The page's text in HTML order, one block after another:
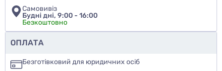
Чи рекомендуєте ви цей товар
так
Самовивіз
Будні дні, 9:00 - 16:00
Безкоштовно
ОПЛАТА
Безготівковий для юридичних осіб